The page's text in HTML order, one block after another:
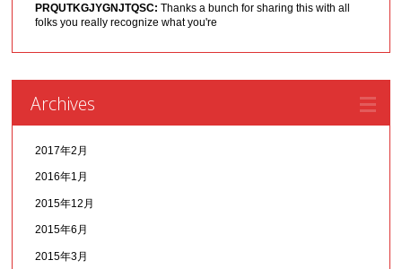
PRQUTKGJYGNJTQSC: Thanks a bunch for sharing this with all
folks you really recognize what you're
Archives
2017年2月
2016年1月
2015年12月
2015年6月
2015年3月